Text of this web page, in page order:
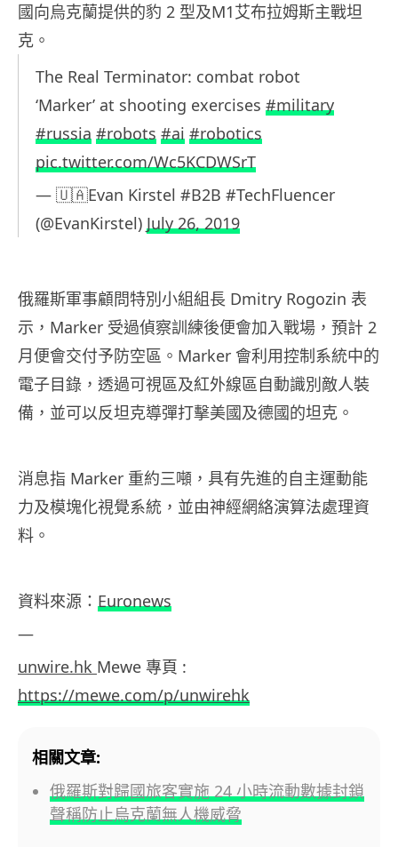
國向烏克蘭提供的豹 2 型及M1艾布拉姆斯主戰坦
克。
The Real Terminator: combat robot
‘Marker’ at shooting exercises #military
#russia #robots #ai #robotics
pic.twitter.com/Wc5KCDWSrT
— 🇺🇦Evan Kirstel #B2B #TechFluencer
(@EvanKirstel) July 26, 2019
俄羅斯軍事顧問特別小組組長 Dmitry Rogozin 表
示，Marker 受過偵察訓練後便會加入戰場，預計 2
月便會交付予防空區。Marker 會利用控制系統中的
電子目錄，透過可視區及紅外線區自動識別敵人裝
備，並可以反坦克導彈打擊美國及德國的坦克。
消息指 Marker 重約三噸，具有先進的自主運動能
力及模塊化視覺系統，並由神經網絡演算法處理資
料。
資料來源： Euronews
—
unwire.hk Mewe 專頁 :
https://mewe.com/p/unwirehk
相關文章:
俄羅斯對歸國旅客實施 24 小時流動數據封鎖
聲稱防止烏克蘭無人機威脅